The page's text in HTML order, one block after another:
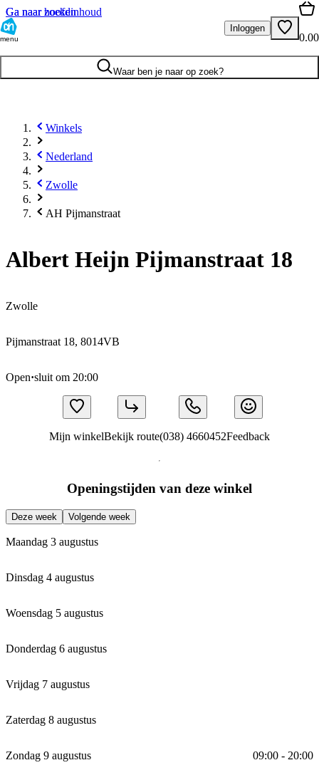
Ga naar hoofdinhoud
Ga naar zoeken
menu
Inloggen
0.00
Waar ben je naar op zoek?
Winkels
Nederland
Zwolle
AH Pijmanstraat
Albert Heijn Pijmanstraat 18
Zwolle
Pijmanstraat 18, 8014VB
Open·sluit om 20:00
Mijn winkelBekijk route(038) 4660452Feedback
Openingstijden van deze winkel
Deze week Volgende week
Maandag 3 augustus
Dinsdag 4 augustus
Woensdag 5 augustus
Donderdag 6 augustus
Vrijdag 7 augustus
Zaterdag 8 augustus
Zondag 9 augustus 09:00 - 20:00